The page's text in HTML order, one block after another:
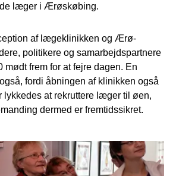
læger i Ærøskøbing.
af lægeklinikken og Ærø-
politikere og samarbejdspartnere
mødt frem for at fejre dagen. En
fordi åbningen af klinikken også
lykkedes at rekruttere læger til øen,
dermed er fremtidssikret.